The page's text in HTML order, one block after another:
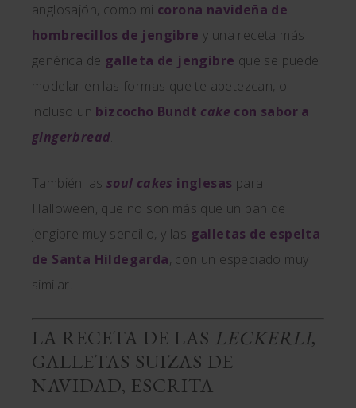
anglosajón, como mi corona navideña de
hombrecillos de jengibre y una receta más
genérica de galleta de jengibre que se puede
modelar en las formas que te apetezcan, o
incluso un bizcocho Bundt cake con sabor a
gingerbread.
También las soul cakes inglesas para
Halloween, que no son más que un pan de
jengibre muy sencillo, y las galletas de espelta
de Santa Hildegarda, con un especiado muy
similar.
LA RECETA DE LAS LECKERLI,
GALLETAS SUIZAS DE
NAVIDAD, ESCRITA